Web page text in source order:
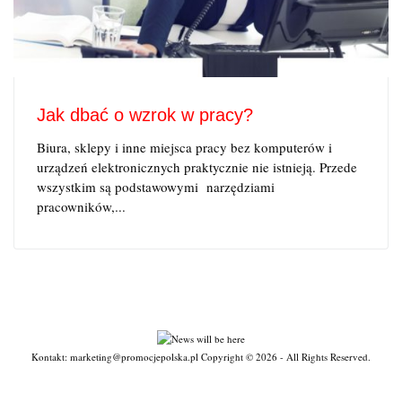
Jak dbać o wzrok w pracy?
Biura, sklepy i inne miejsca pracy bez komputerów i
urządzeń elektronicznych praktycznie nie istnieją. Przede
wszystkim są podstawowymi narzędziami
pracowników,...
Kontakt: marketing@promocjepolska.pl Copyright © 2026 - All Rights Reserved.